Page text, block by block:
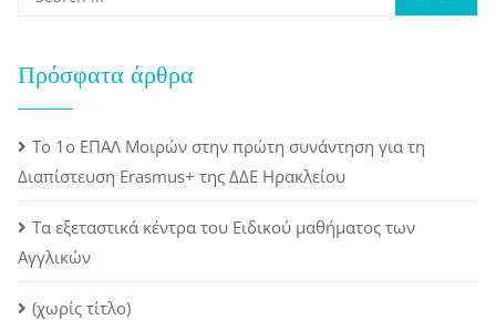
Πρόσφατα άρθρα
Το 1ο ΕΠΑΛ Μοιρών στην πρώτη συνάντηση για τη
Διαπίστευση Erasmus+ της ΔΔΕ Ηρακλείου
Τα εξεταστικά κέντρα του Ειδικού μαθήματος των
Αγγλικών
(χωρίς τίτλο)